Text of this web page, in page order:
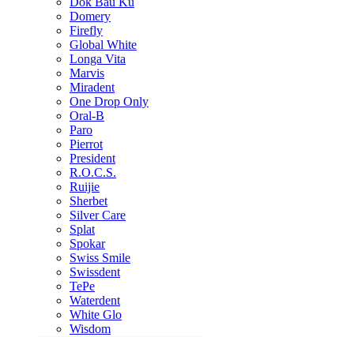
Domery
Firefly
Global White
Longa Vita
Marvis
Miradent
One Drop Only
Oral-B
Paro
Pierrot
President
R.O.C.S.
Ruijie
Sherbet
Silver Care
Splat
Spokar
Swiss Smile
Swissdent
TePe
Waterdent
White Glo
Wisdom